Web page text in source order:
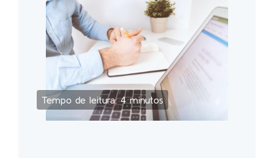
Tempo de leitura: 4 minutos